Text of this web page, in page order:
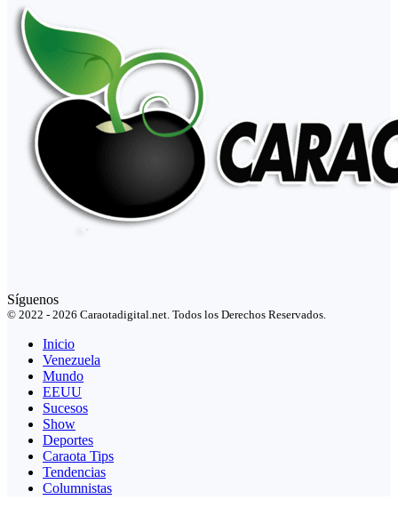
Síguenos
© 2022 - 2026 Caraotadigital.net. Todos los Derechos Reservados.
Inicio
Venezuela
Mundo
EEUU
Sucesos
Show
Deportes
Caraota Tips
Tendencias
Columnistas